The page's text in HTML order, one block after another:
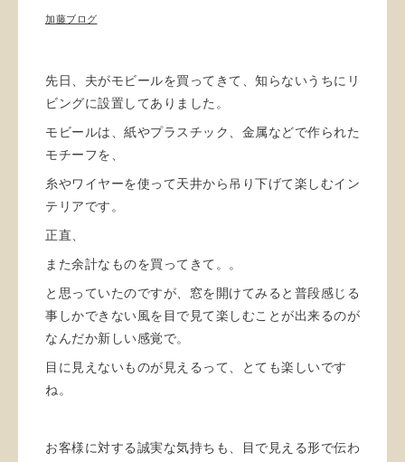
加藤ブログ
先日、夫がモビールを買ってきて、知らないうちにリ
ビングに設置してありました。
モビールは、紙やプラスチック、金属などで作られた
モチーフを、
糸やワイヤーを使って天井から吊り下げて楽しむイン
テリアです。
正直、
また余計なものを買ってきて。。
と思っていたのですが、窓を開けてみると普段感じる
事しかできない風を目で見て楽しむことが出来るのが
なんだか新しい感覚で。
目に見えないものが見えるって、とても楽しいです
ね。
お客様に対する誠実な気持ちも、目で見える形で伝わ